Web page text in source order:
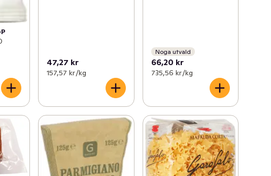
47,27 kr
157,57 kr /kg
Noga utvald
66,20 kr
735,56 kr /kg